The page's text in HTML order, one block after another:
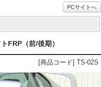
PCサイトへ
FRP（前/後期）
[商品コード] TS-02S